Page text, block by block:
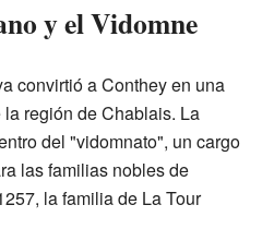
y el Vidomne
convirtió a Conthey en una
región de Chablais. La
del "vidomnato", un cargo
las familias nobles de
la familia de La Tour